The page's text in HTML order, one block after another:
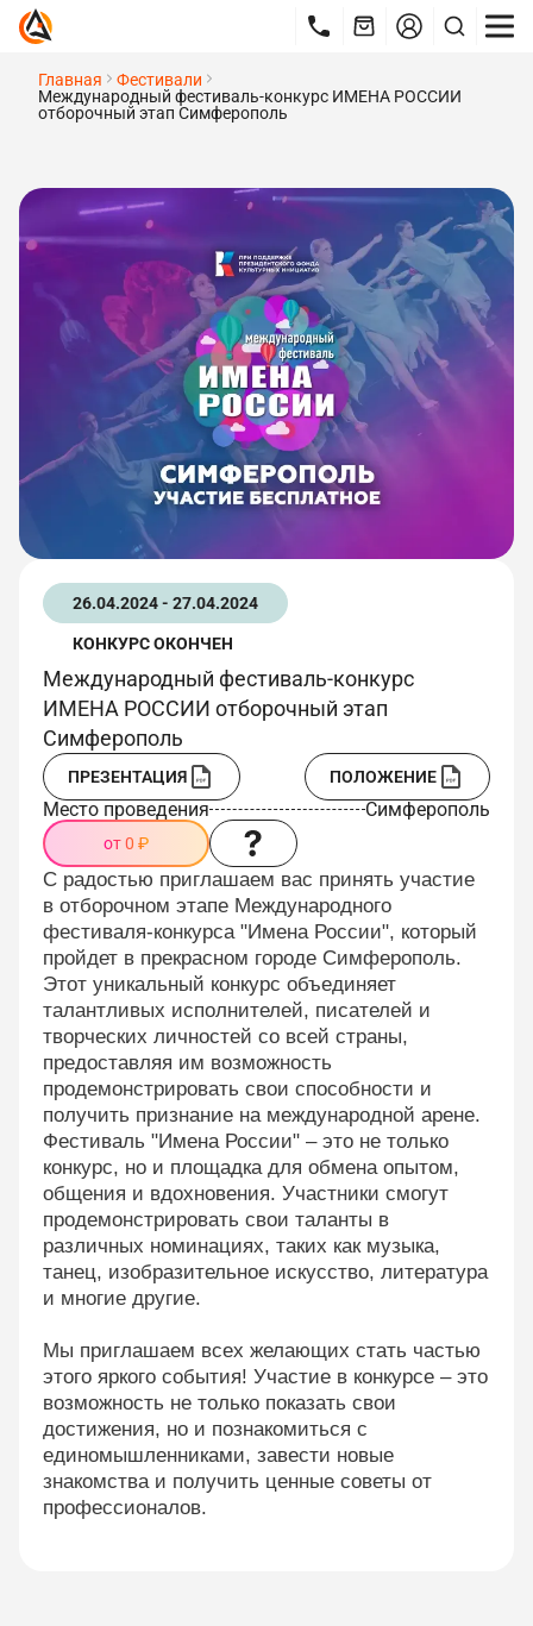
Главная
Фестивали
Международный фестиваль-конкурс ИМЕНА РОССИИ
отборочный этап Симферополь
26.04.2024 - 27.04.2024
КОНКУРС ОКОНЧЕН
Международный фестиваль-конкурс
ИМЕНА РОССИИ отборочный этап
Симферополь
ПРЕЗЕНТАЦИЯ ПОЛОЖЕНИЕ
Место проведения Симферополь
от 0 ₽
С радостью приглашаем вас принять участие
в отборочном этапе Международного
фестиваля-конкурса "Имена России", который
пройдет в прекрасном городе Симферополь.
Этот уникальный конкурс объединяет
талантливых исполнителей, писателей и
творческих личностей со всей страны,
предоставляя им возможность
продемонстрировать свои способности и
получить признание на международной арене.
Фестиваль "Имена России" – это не только
конкурс, но и площадка для обмена опытом,
общения и вдохновения. Участники смогут
продемонстрировать свои таланты в
различных номинациях, таких как музыка,
танец, изобразительное искусство, литература
и многие другие.
Мы приглашаем всех желающих стать частью
этого яркого события! Участие в конкурсе – это
возможность не только показать свои
достижения, но и познакомиться с
единомышленниками, завести новые
знакомства и получить ценные советы от
профессионалов.